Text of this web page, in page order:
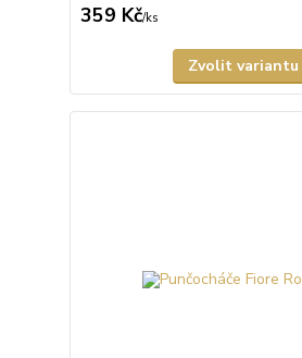
359 Kč/ks
Zvolit variantu